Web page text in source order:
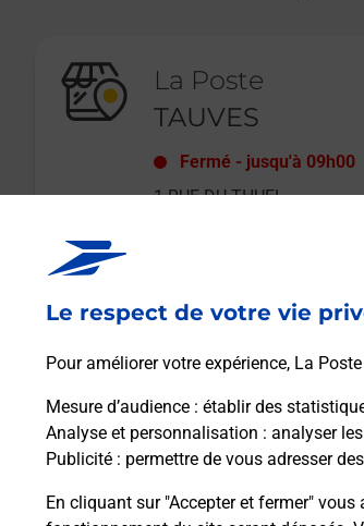
Le respect de votre vie
Pour améliorer votre expérience, La
Mesure d’audience : établir des
Analyse et personnalisation : analyser
Publicité : permettre de vous adresser
En cliquant sur "Accepter et fermer"
La Poste
TAUVES
Fermé - jusqu'à 09h00
1 RUE DU THUEL
En savoir plus